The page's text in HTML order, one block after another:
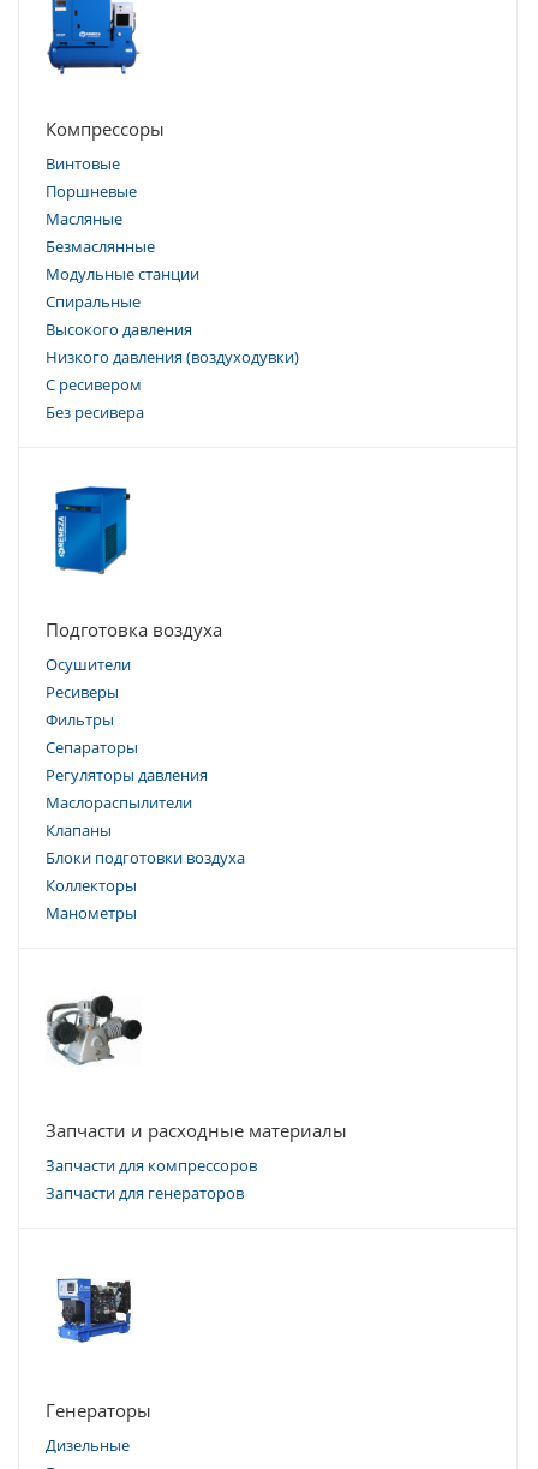
Компрессоры
Винтовые
Поршневые
Масляные
Безмаслянные
Модульные станции
Спиральные
Высокого давления
Низкого давления (воздуходувки)
С ресивером
Без ресивера
Подготовка воздуха
Осушители
Ресиверы
Фильтры
Сепараторы
Регуляторы давления
Маслораспылители
Клапаны
Блоки подготовки воздуха
Коллекторы
Манометры
Запчасти и расходные материалы
Запчасти для компрессоров
Запчасти для генераторов
Генераторы
Дизельные